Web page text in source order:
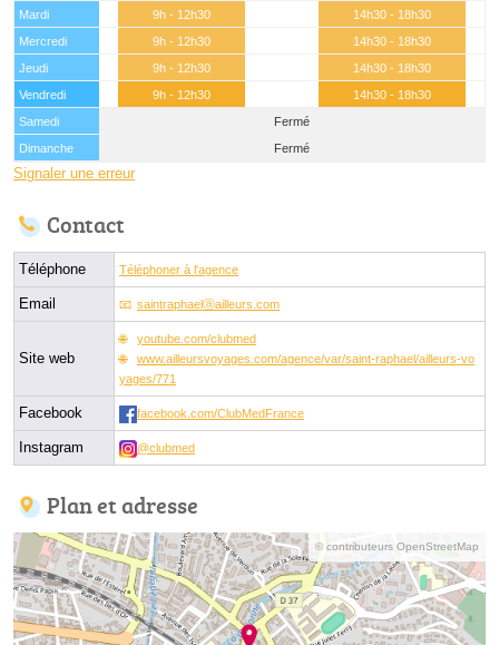
Mardi
9h - 12h30
14h30 - 18h30
Mercredi
9h - 12h30
14h30 - 18h30
Jeudi
9h - 12h30
14h30 - 18h30
Vendredi
9h - 12h30
14h30 - 18h30
Samedi
Fermé
Dimanche
Fermé
Signaler une erreur
Contact
Téléphone Téléphoner à l'agence
Email saintraphaelⓐailleurs.com
Site web
youtube.com/clubmed
www.ailleursvoyages.com/agence/var/saint-raphael/ailleurs-vo
yages/771
Facebook facebook.com/ClubMedFrance
Instagram @clubmed
Plan et adresse
© contributeurs OpenStreetMap